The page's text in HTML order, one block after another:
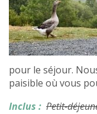
pour le séjour.
paisible où vous
Inclus : Petit-